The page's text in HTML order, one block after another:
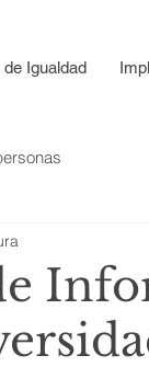
de Igualdad